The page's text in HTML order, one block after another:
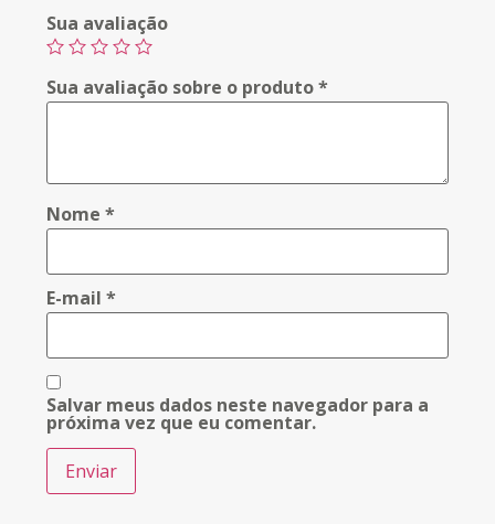
Sua avaliação
Sua avaliação sobre o produto*
Nome*
E-mail*
Salvar meus dados neste navegador para a
próxima vez que eu comentar.